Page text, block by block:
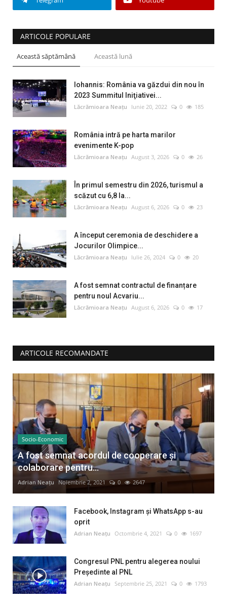
ARTICOLE POPULARE
Această săptămână Această lună
Iohannis: România va găzdui din nou în
2023 Summitul Iniţiativei...
Lăcrămioara Neațu Iunie 20, 2022 0 185
România intră pe harta marilor
evenimente K-pop
Lăcrămioara Neațu August 3, 2026 0 26
În primul semestru din 2026, turismul a
scăzut cu 6,8 la...
Lăcrămioara Neațu August 6, 2026 0 23
A început ceremonia de deschidere a
Jocurilor Olimpice...
Lăcrămioara Neațu Iulie 26, 2024 0 20
A fost semnat contractul de finanțare
pentru noul Acvariu...
Lăcrămioara Neațu August 6, 2026 0 17
ARTICOLE RECOMANDATE
Socio-Economic
A fost semnat acordul de cooperare și
colaborare pentru...
Adrian Neațu Noiembrie 2, 2021 0 2647
Facebook, Instagram și WhatsApp s-au
oprit
Adrian Neațu Octombrie 4, 2021 0 1697
Congresul PNL pentru alegerea noului
Preşedinte al PNL
Adrian Neațu Septembrie 25, 2021 0 1793